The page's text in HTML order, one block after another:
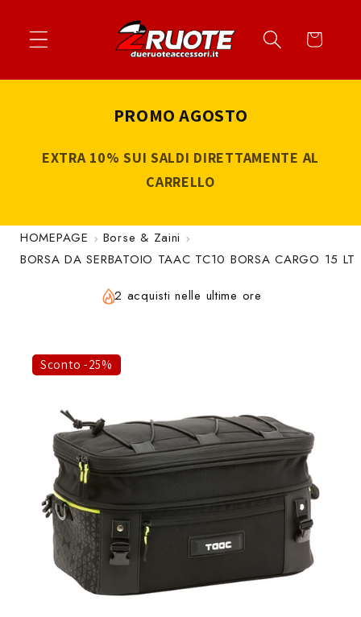
Vai al piè di página
Apri widget di accessibilità
ai contenuti
Carrello
PROMO AGOSTO
EXTRA 10% SUI SALDI DIRETTAMENTE AL
CARRELLO
HOMEPAGE
Borse & Zaini
BORSA DA SERBATOIO TAAC TC10 BORSA CARGO 15 LT
2 acquisti nelle ultime ore
Sconto -25%